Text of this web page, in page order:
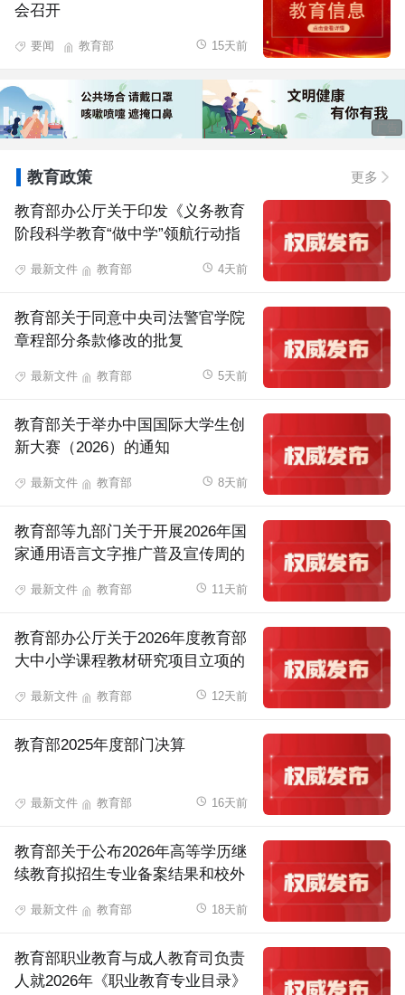
会召开
要闻 教育部 15天前
教育政策 更多
教育部办公厅关于印发《义务教育
阶段科学教育“做中学”领航行动指
最新文件 教育部 4天前
教育部关于同意中央司法警官学院
章程部分条款修改的批复
最新文件 教育部 5天前
教育部关于举办中国国际大学生创
新大赛（2026）的通知
最新文件 教育部 8天前
教育部等九部门关于开展2026年国
家通用语言文字推广普及宣传周的
最新文件 教育部 11天前
教育部办公厅关于2026年度教育部
大中小学课程教材研究项目立项的
最新文件 教育部 12天前
教育部2025年度部门决算
最新文件 教育部 16天前
教育部关于公布2026年高等学历继
续教育拟招生专业备案结果和校外
最新文件 教育部 18天前
教育部职业教育与成人教育司负责
人就2026年《职业教育专业目录》